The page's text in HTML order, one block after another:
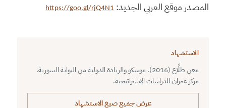
المصدر موقع العربي الجديد: https://goo.gl/rjQ4N1
الاستشهاد
معن طلَّاع (2016). موسكو والريادة الدولية من البوابة السورية.
مركز عمران للدراسات الاستراتيجية.
عرض جميع صيغ الاستشهاد